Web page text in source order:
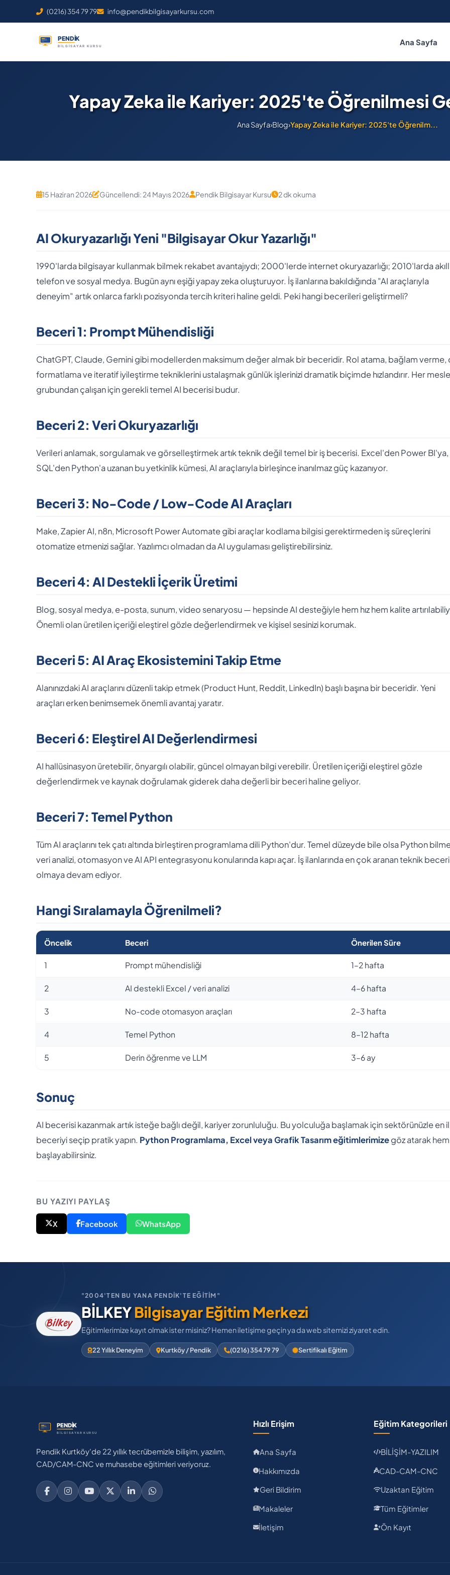
(0216) 354 79 79 info@pendikbilgisayarkursu.com
Ana Sayfa
Yapay Zeka ile Kariyer: 2025'te Öğrenilmesi
Ana Sayfa›Blog›Yapay Zeka ile Kariyer: 2025'te Öğrenilm...
15 Haziran 2026 Güncellendi: 24 Mayıs 2026 Pendik Bilgisayar Kursu 2 dk okuma
AI Okuryazarlığı Yeni "Bilgisayar Okur Yazarlığı"
1990'larda bilgisayar kullanmak bilmek rekabet avantajıydı; 2000'lerde internet okuryazarlığı; 2010'larda
telefon ve sosyal medya. Bugün aynı eşiği yapay zeka oluşturuyor. İş ilanlarına bakıldığında "AI araçlarıyla
deneyim" artık onlarca farklı pozisyonda tercih kriteri haline geldi. Peki hangi becerileri geliştirmeli?
Beceri 1: Prompt Mühendisliği
ChatGPT, Claude, Gemini gibi modellerden maksimum değer almak bir beceridir. Rol atama, bağlam verme,
formatlama ve iteratif iyileştirme tekniklerini ustalaşmak günlük işlerinizi dramatik biçimde hızlandırır. Her
grubundan çalışan için gerekli temel AI becerisi budur.
Beceri 2: Veri Okuryazarlığı
Verileri anlamak, sorgulamak ve görselleştirmek artık teknik değil temel bir iş becerisi. Excel'den Power BI'ya,
SQL'den Python'a uzanan bu yetkinlik kümesi, AI araçlarıyla birleşince inanılmaz güç kazanıyor.
Beceri 3: No-Code / Low-Code AI Araçları
Make, Zapier AI, n8n, Microsoft Power Automate gibi araçlar kodlama bilgisi gerektirmeden iş süreçlerini
otomatize etmenizi sağlar. Yazılımcı olmadan da AI uygulaması geliştirebilirsiniz.
Beceri 4: AI Destekli İçerik Üretimi
Blog, sosyal medya, e-posta, sunum, video senaryosu — hepsinde AI desteğiyle hem hız hem kalite
Önemli olan üretilen içeriği eleştirel gözle değerlendirmek ve kişisel sesinizi korumak.
Beceri 5: AI Araç Ekosistemini Takip Etme
Alanınızdaki AI araçlarını düzenli takip etmek (Product Hunt, Reddit, LinkedIn) başlı başına bir beceridir. Yeni
araçları erken benimsemek önemli avantaj yaratır.
Beceri 6: Eleştirel AI Değerlendirmesi
AI hallüsinasyon üretebilir, önyargılı olabilir, güncel olmayan bilgi verebilir. Üretilen içeriği eleştirel gözle
değerlendirmek ve kaynak doğrulamak giderek daha değerli bir beceri haline geliyor.
Beceri 7: Temel Python
Tüm AI araçlarını tek çatı altında birleştiren programlama dili Python'dur. Temel düzeyde bile olsa Python
veri analizi, otomasyon ve AI API entegrasyonu konularında kapı açar. İş ilanlarında en çok aranan teknik beceri
olmaya devam ediyor.
Hangi Sıralamayla Öğrenilmeli?
Öncelik Beceri Önerilen Süre
1 Prompt mühendisliği 1–2 hafta
2 AI destekli Excel / veri analizi 4–6 hafta
3 No-code otomasyon araçları 2–3 hafta
4 Temel Python 8–12 hafta
5 Derin öğrenme ve LLM 3–6 ay
Sonuç
AI becerisi kazanmak artık isteğe bağlı değil, kariyer zorunluluğu. Bu yolculuğa başlamak için sektörünüzle en
beceriyi seçip pratik yapın. Python Programlama, Excel veya Grafik Tasarım eğitimlerimizegöz atarak
başlayabilirsiniz.
BU YAZIYI PAYLAŞ
X Facebook WhatsApp
"2004'TEN BU YANA PENDİK'TE EĞİTİM"
BİLKEYBilgisayar Eğitim Merkezi
Eğitimlerimize kayıt olmak ister misiniz? Hemen iletişime geçin ya da web sitemizi ziyaret edin.
22 Yıllık Deneyim Kurtköy / Pendik (0216) 354 79 79 Sertifikalı Eğitim
Pendik Kurtköy'de 22 yıllık tecrübemizle bilişim, yazılım,
CAD/CAM-CNC ve muhasebe eğitimleri veriyoruz.
Hızlı Erişim
Ana Sayfa
Hakkımızda
Geri Bildirim
Makaleler
İletişim
Eğitim Kategorileri
BİLİŞİM-YAZILIM
CAD-CAM-CNC
Uzaktan Eğitim
Tüm Eğitimler
Ön Kayıt